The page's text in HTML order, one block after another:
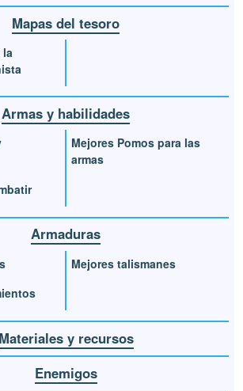
Mapas del tesoro
la
Armas y habilidades
Mejores Pomos para las
armas
Armaduras
Mejores talismanes
Materiales y recursos
Enemigos